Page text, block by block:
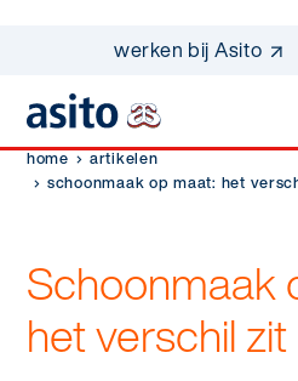
werken bij Asito
werken bij asito
home
Dagelijkse schoonmaak
sectoren
home
artikelen
schoonmaak op maat: het
Schoonmaak
het verschil